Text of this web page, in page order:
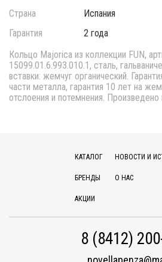
Страна
Испания
Гарантия
2 года
Кольцо Majorica из коллекции FUN,
15099.01.6.993.010.1, сталь,
вставки: жемчуг органический.
части металла, гарантия 10 лет на
отслоения и потемнения. Произведено
КАТАЛОГ
БРЕНДЫ
АКЦИИ
НОВОСТИ И
О НАС
8 (8412)